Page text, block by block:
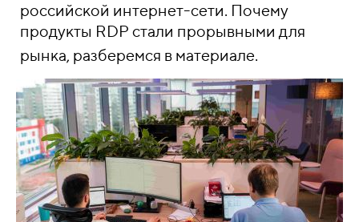
российской интернет-сети. Почему
продукты RDP стали прорывными для
рынка, разберемся в материале.